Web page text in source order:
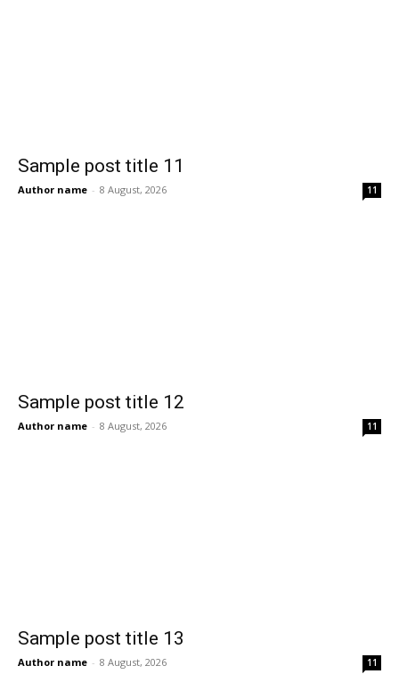
Sample post title 11
Author name - 8 August, 2026 11
Sample post title 12
Author name - 8 August, 2026 11
Sample post title 13
Author name - 8 August, 2026 11